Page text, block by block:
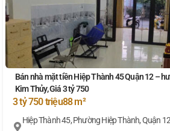
Bán nhà mặt tiền Hiệp Thành 45 Quận 12 –
Kim Thủy, Giá 3 tỷ 750
3 tỷ 750 triệu88 m²
Hiệp Thành 45, Phường Hiệp Thành, Quận